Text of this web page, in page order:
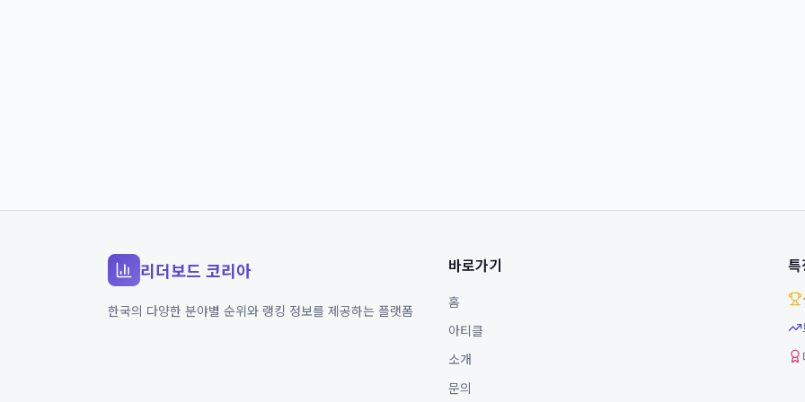
리더보드 코리아
한국의 다양한 분야별 순위와 랭킹 정보를 제공하는 플랫폼
바로가기
홈
아티클
소개
문의